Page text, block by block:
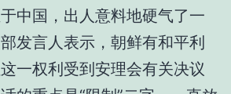
中国，出人意料地硬气了一
发言人表示，朝鲜有和平利
一权利受到安理会有关决议